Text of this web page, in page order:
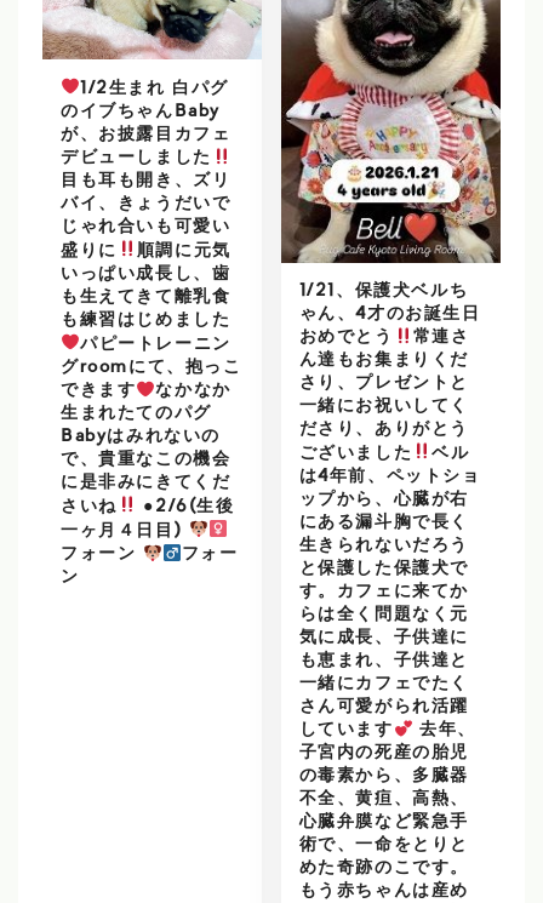
1/2生まれ 白パグ
のイブちゃんBaby
が、お披露目カフェ
デビューしました
目も耳も開き、ズリ
バイ、きょうだいで
じゃれ合いも可愛い
盛りに
順調に元気
いっぱい成長し、歯
も生えてきて離乳食
も練習はじめました
パピートレーニン
グroomにて、抱っこ
できます
なかなか
生まれたてのパグ
Babyはみれないの
で、貴重なこの機会
に是非みにきてくだ
さいね
●2/6(生後
一ヶ月４日目)
フォーン
フォー
ン
1/21、保護犬ベルち
ゃん、4才のお誕生日
おめでとう
常連さ
ん達もお集まりくだ
さり、プレゼントと
一緒にお祝いしてく
ださり、ありがとう
ございました
ベル
は4年前、ペットショ
ップから、心臓が右
にある漏斗胸で長く
生きられないだろう
と保護した保護犬で
す。カフェに来てか
らは全く問題なく元
気に成長、子供達に
も恵まれ、子供達と
一緒にカフェでたく
さん可愛がられ活躍
しています
去年、
子宮内の死産の胎児
の毒素から、多臓器
不全、黄疸、高熱、
心臓弁膜など緊急手
術で、一命をとりと
めた奇跡のこです。
もう赤ちゃんは産め